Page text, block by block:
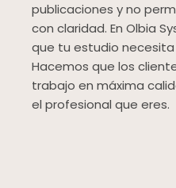
publicaciones y no
con claridad. En Olbia
que tu estudio
Hacemos que los
trabajo en máxima
el profesional que eres.